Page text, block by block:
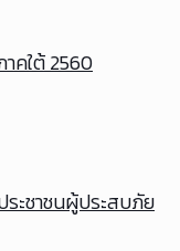
คใต้ 2560
ระชาชนผู้ประสบภัย